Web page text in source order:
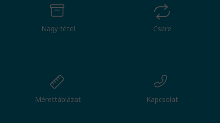
Nagy tétel Csere
Mérettáblázat Kapcsolat